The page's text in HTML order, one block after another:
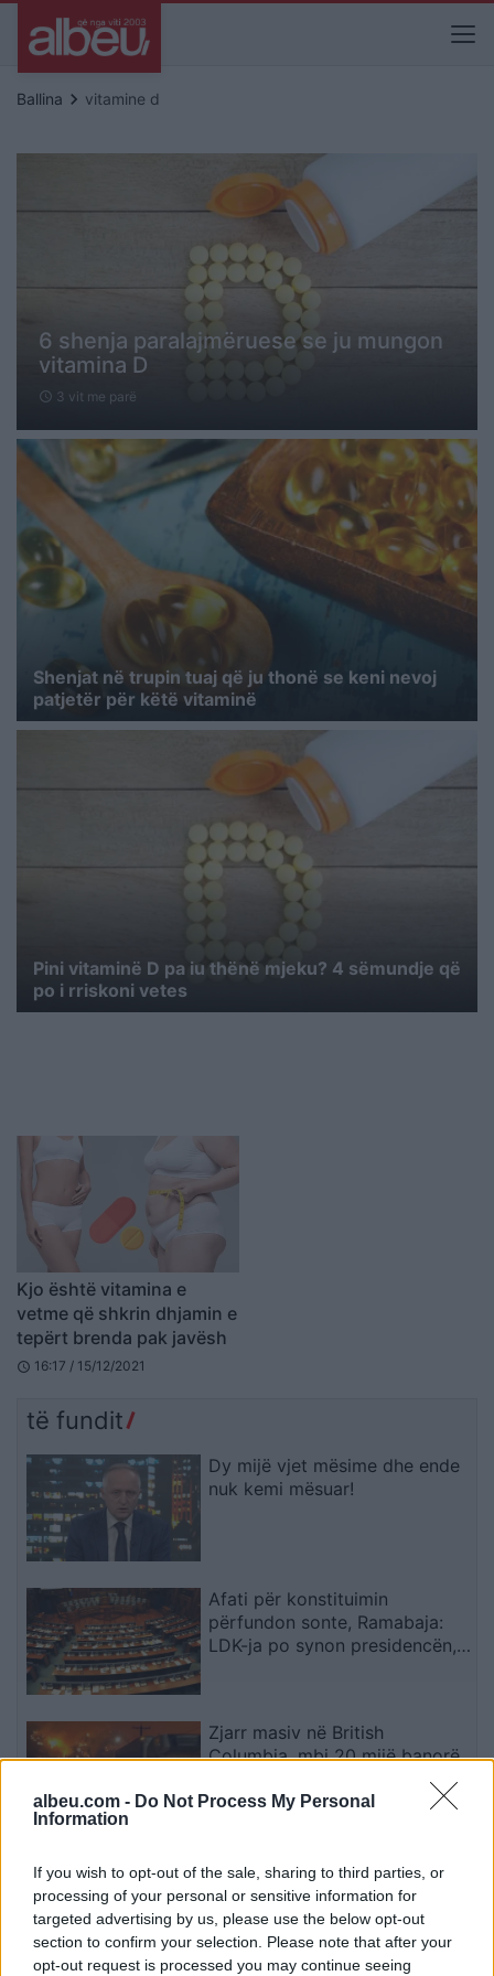
albeu.com - Do Not Process My Personal
Information
If you wish to opt-out of the sale, sharing to third parties, or
processing of your personal or sensitive information for
targeted advertising by us, please use the below opt-out
section to confirm your selection. Please note that after your
opt-out request is processed you may continue seeing
Ballina keyboard_arrow_right vitamine d
6 shenja paralajmëruese se ju mungon
vitamina D
schedule 3 vit me parë
Shenjat në trupin tuaj që ju thonë se keni nevoj
patjetër për këtë vitaminë
Pini vitaminë D pa iu thënë mjeku? 4 sëmundje që
po i rriskoni vetes
Kjo është vitamina e
vetme që shkrin dhjamin e
tepërt brenda pak javësh
schedule 16:17 / 15/12/2021
të fundit
Dy mijë vjet mësime dhe ende
nuk kemi mësuar!
Afati për konstituimin
përfundon sonte, Ramabaja:
LDK-ja po synon presidencën,
Zjarr masiv në British
Columbia, mbi 20 mijë banorë
Ilir Kërçeli tregon propozimin e
LVV-së për PDK-në dhe LDK-në